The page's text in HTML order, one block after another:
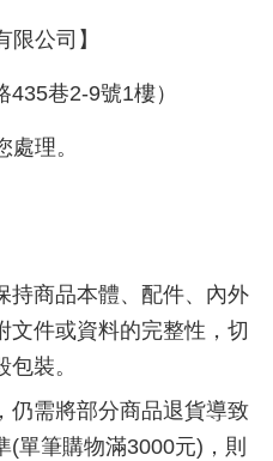
公司】
435巷2-9號1樓）
理。
持商品本體、配件、內外
文件或資料的完整性，切
裝。
仍需將部分商品退貨導致
(單筆購物滿3000元)，則